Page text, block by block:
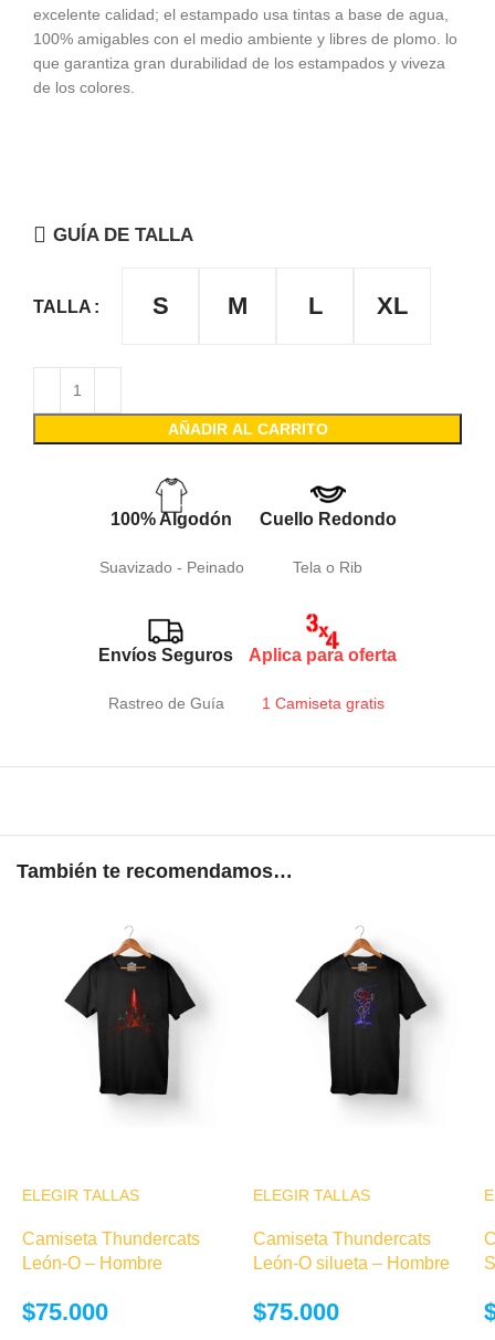
excelente calidad; el estampado usa tintas a base de agua,
100% amigables con el medio ambiente y libres de plomo. lo
que garantiza gran durabilidad de los estampados y viveza
de los colores.
GUÍA DE TALLA
TALLA S M L XL
AÑADIR AL CARRITO
100% Algodón
Suavizado - Peinado
Cuello Redondo
Tela o Rib
Envíos Seguros
Rastreo de Guía
Aplica para oferta
1 Camiseta gratis
También te recomendamos…
ELEGIR TALLAS
variantes. Las
opciones se
Camiseta Thundercats
León-O – Hombre
$75.000
ELEGIR TALLAS
variantes. Las
opciones se
Camiseta Thundercats
León-O silueta – Hombre
$75.000